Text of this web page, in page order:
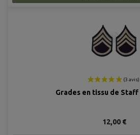
Grades en tissu de
12,00 €